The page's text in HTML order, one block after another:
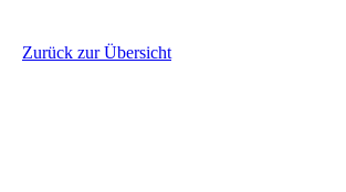
Zurück zur Übersicht